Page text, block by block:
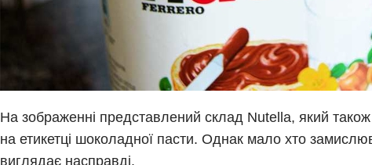
На зображенні представлений склад Nutella, який
на етикетці шоколадної пасти. Однак мало хто
виглядає насправді.